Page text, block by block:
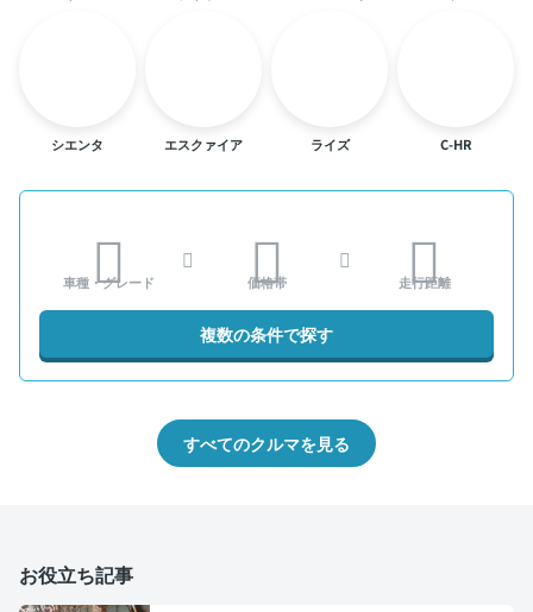
シエンタ エスクァイア ライズ C-HR
車種・グレード 価格帯 走行距離
複数の条件で探す
すべてのクルマを見る
お役立ち記事